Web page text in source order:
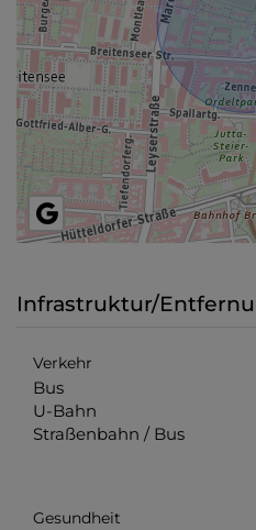
Infrastruktur/
Verkehr
Bus
U-Bahn
Straßenbahn / Bus
Gesundheit